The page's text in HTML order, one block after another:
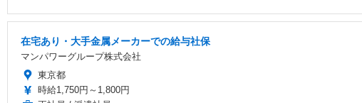
在宅あり・大手金属メーカーでの給与社保
マンパワーグループ株式会社
東京都
時給1,750円～1,800円